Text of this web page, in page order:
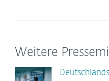
Weitere